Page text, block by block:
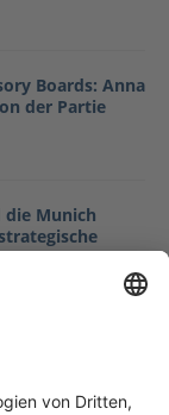
Boards: Anna
der Partie
Munich